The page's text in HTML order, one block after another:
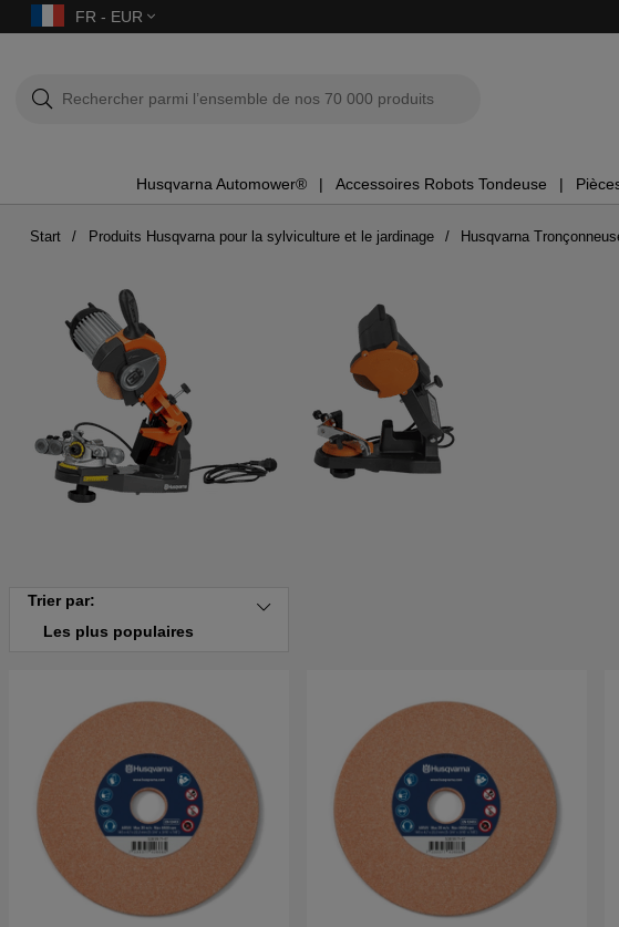
FR - EUR
Husqvarna Automower® Accessoires Robots Tondeuse
Start Produits Husqvarna pour la sylviculture et le jardinage Husqvarna
Trier par:
Les plus populaires